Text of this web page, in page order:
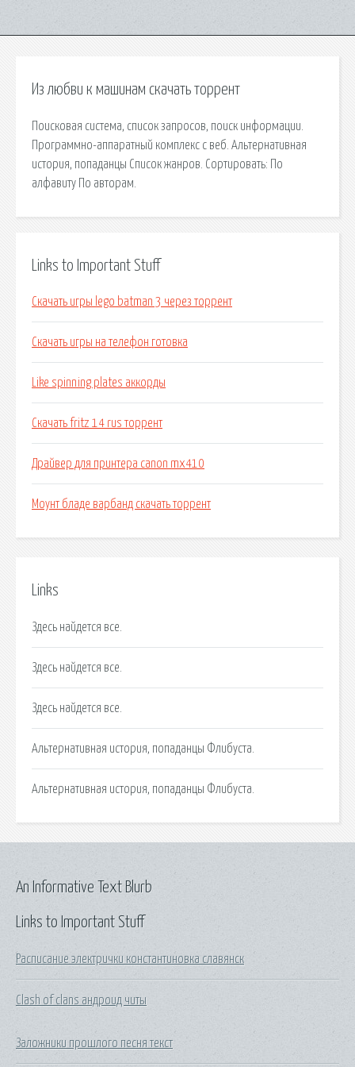
Из любви к машинам скачать торрент
Поисковая сиcтема, список запросов, поиск информации.
Программно-аппаратный комплекс с веб. Альтернативная
история, попаданцы Список жанров. Сортировать: По
алфавиту По авторам.
Links to Important Stuff
Скачать игры lego batman 3 через торрент
Скачать игры на телефон готовка
Like spinning plates аккорды
Скачать fritz 14 rus торрент
Драйвер для принтера canon mx410
Моунт бладе варбанд скачать торрент
Links
Здесь найдется все.
Здесь найдется все.
Здесь найдется все.
Альтернативная история, попаданцы Флибуста.
Альтернативная история, попаданцы Флибуста.
Links to Important Stuff
Расписание электрички константиновка славянск
Clash of clans андроид читы
Заложники прошлого песня текст
An Informative Text Blurb